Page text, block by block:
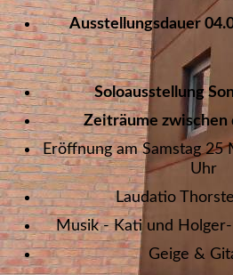
Ausstellungsdauer
Soloausstellung
Zeiträume zwischen
Eröffnung am Samstag 25
Uhr
Laudatio
Musik - Kati und
Geige &